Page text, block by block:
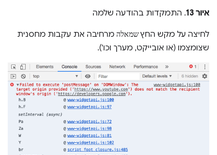
איור 13 . התמקדות בהודעה שלמה
לחיצה על מקש החץשמאלה מרחיבה את עקבות מחסנית
שצומצמו (או אובייקט, מערך וכו').